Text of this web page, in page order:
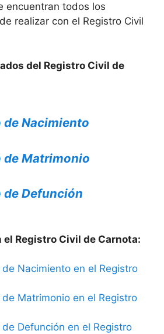
encuentran todos los
realizar con el Registro Civil
del Registro Civil de
Nacimiento
Matrimonio
Defunción
Registro Civil de Carnota:
de Nacimiento en el Registro
de Matrimonio en el Registro
de Defunción en el Registro